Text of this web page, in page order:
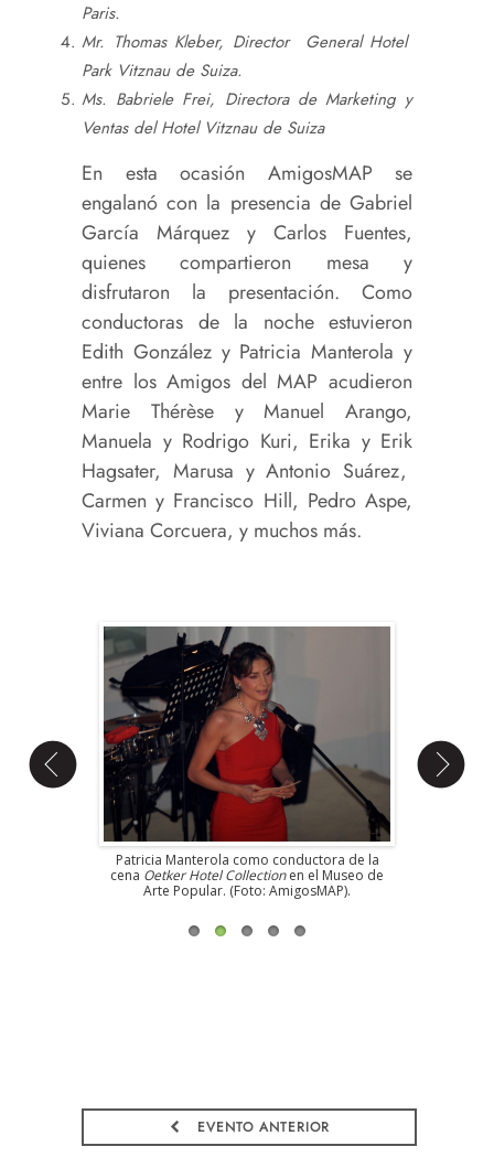
Paris.
Mr. Thomas Kleber, Director General Hotel
Park Vitznau de Suiza.
Ms. Babriele Frei, Directora de Marketing y
Ventas del Hotel Vitznau de Suiza
En esta ocasión AmigosMAP se
engalanó con la presencia de Gabriel
García Márquez y Carlos Fuentes,
quienes compartieron mesa y
disfrutaron la presentación. Como
conductoras de la noche estuvieron
Edith González y Patricia Manterola y
entre los Amigos del MAP acudieron
Marie Thérèse y Manuel Arango,
Manuela y Rodrigo Kuri, Erika y Erik
Hagsater, Marusa y Antonio Suárez,
Carmen y Francisco Hill, Pedro Aspe,
Viviana Corcuera, y muchos más.
Patricia Manterola como conductora de la
cena Oetker Hotel Collectionen el Museo de
Arte Popular. (Foto: AmigosMAP).
EVENTO ANTERIOR